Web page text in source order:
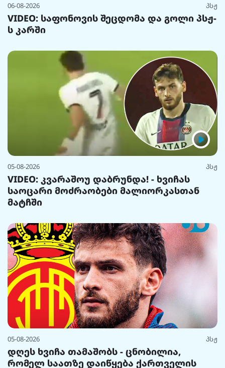
06-08-2026 პსჟ
VIDEO: საფონოვის შეცდომა და გოლი პსჟ-
ს კარში
05-08-2026 პსჟ
VIDEO: კვარაშოუ დაბრუნდა! - ხვიჩას
საოცარი მოძრაობები მალიორკასთან
მატჩში
05-08-2026 პსჟ
დღეს ხვიჩა თამაშობს - ცნობილია,
რომელ საათზე დაიწყება ქართველის